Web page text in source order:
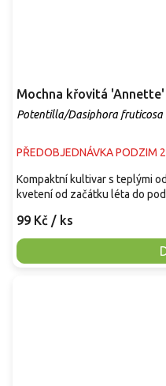
Mochna křovitá 'Annette'
Potentilla/Dasiphora fruticosa
PŘEDOBJEDNÁVKA PODZIM
99 Kč / ks
Kompaktní kultivar s teplými
kvetení od začátku léta do